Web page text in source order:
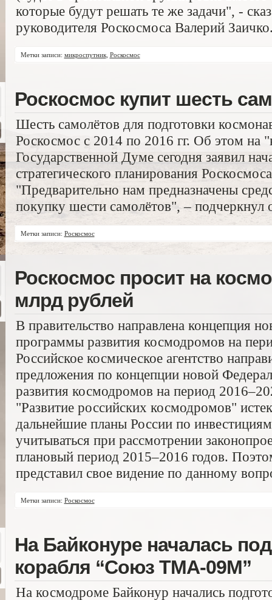
которые будут решать те же задачи", -
руководителя Роскосмоса Валерий
Метки записи: микроспутник, Роскосмос
Роскосмос купит шесть
Шесть самолётов для подготовки
Роскосмос с 2014 по 2016 гг. Об этом на
Государственной Думе сегодня заявил
стратегического планирования
"Предварительно нам предназначены
покупку шести самолётов", – подчеркнул
Метки записи: Роскосмос
Роскосмос просит на
млрд рублей
В правительство направлена концепция
программы развития космодромов на
Российское космическое агентство
предложения по концепции новой
развития космодромов на период
"Развитие российских космодромов"
дальнейшие планы России по
учитываться при рассмотрении
плановый период 2015–2016 годов.
представил свое видение по данному
Метки записи: Роскосмос
На Байконуре началась
корабля “Союз ТМА-09М”
На космодроме Байконур начались